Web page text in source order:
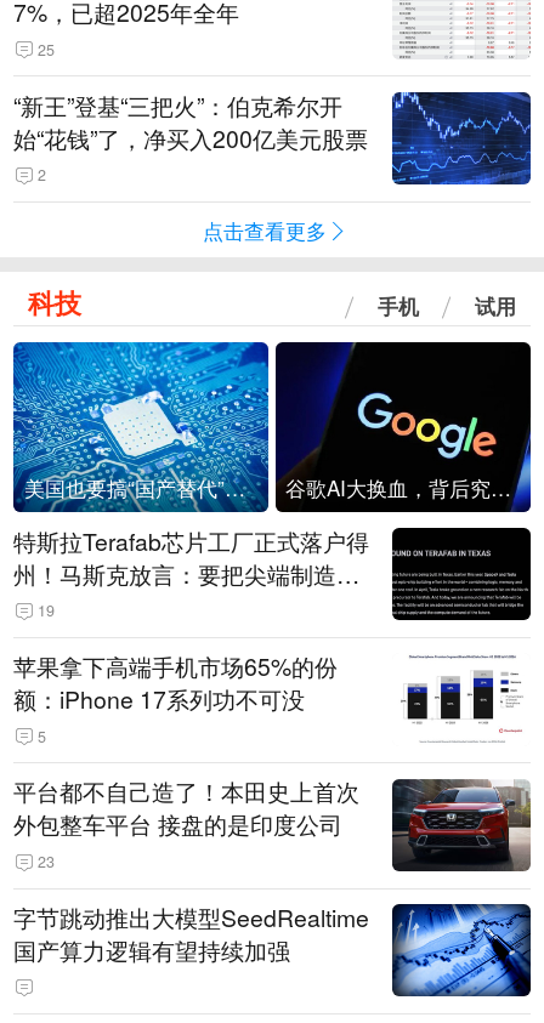
7%，已超2025年全年
25
“新王”登基“三把火”：伯克希尔开
始“花钱”了，净买入200亿美元股票
2
点击查看更多
科技 手机 试用
美国也要搞“国产替代”？先算清三笔账 谷歌AI大换血，背后究竟发生了什么？
特斯拉Terafab芯片工厂正式落户得
州！马斯克放言：要把尖端制造带
回美国
19
苹果拿下高端手机市场65%的份
额：iPhone 17系列功不可没
5
平台都不自己造了！本田史上首次
外包整车平台 接盘的是印度公司
23
字节跳动推出大模型SeedRealtime
国产算力逻辑有望持续加强